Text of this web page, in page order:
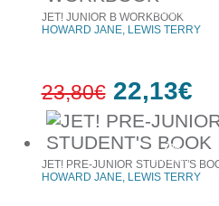
έκπτωση
7%
έκπτωση
JET! JUNIOR B WORKBOOK
HOWARD JANE, LEWIS TERRY
23,80€ 22,13€
JET! PRE-JUNIOR STUDENT'S
HOWARD JANE, LEWIS TERRY